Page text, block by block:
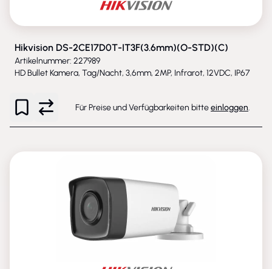
Hikvision DS-2CE17D0T-IT3F(3.6mm)(O-STD)(C)
Artikelnummer: 227989
HD Bullet Kamera, Tag/Nacht, 3,6mm, 2MP, Infrarot, 12VDC, IP67
Für Preise und Verfügbarkeiten bitteeinloggen.